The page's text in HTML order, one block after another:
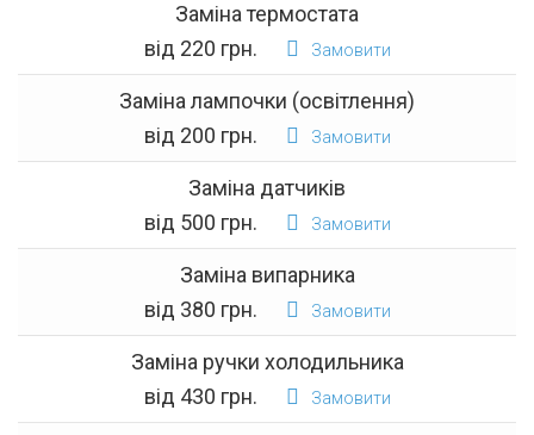
Заміна термостата
від 220 грн.
Замовити
Заміна лампочки (освітлення)
від 200 грн.
Замовити
Заміна датчиків
від 500 грн.
Замовити
Заміна випарника
від 380 грн.
Замовити
Заміна ручки холодильника
від 430 грн.
Замовити